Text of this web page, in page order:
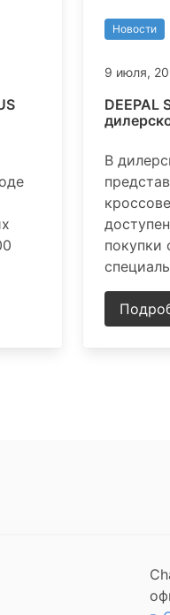
Новости
9 июля,
DEEPAL
В
покупки